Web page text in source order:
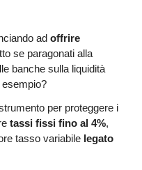
ad offrire
se paragonati alla
banche sulla liquidità
per proteggere i
tassi fissi fino al 4%,
tasso variabile legato